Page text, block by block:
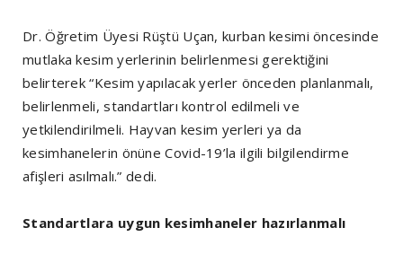
Dr. Öğretim Üyesi Rüştü Uçan, kurban kesimi öncesinde
mutlaka kesim yerlerinin belirlenmesi gerektiğini
belirterek “Kesim yapılacak yerler önceden planlanmalı,
belirlenmeli, standartları kontrol edilmeli ve
yetkilendirilmeli. Hayvan kesim yerleri ya da
kesimhanelerin önüne Covid-19’la ilgili bilgilendirme
afişleri asılmalı.” dedi.
Standartlara uygun kesimhaneler hazırlanmalı